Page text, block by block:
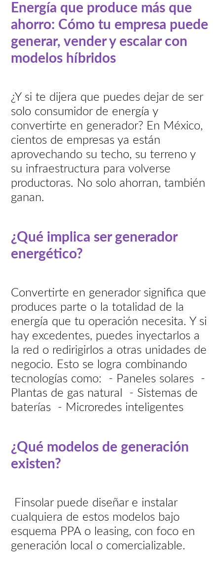
Energía que produce más que
ahorro: Cómo tu empresa puede
generar, vender y escalar con
modelos híbridos
¿Y si te dijera que puedes dejar de ser
solo consumidor de energía y
convertirte en generador? En México,
cientos de empresas ya están
aprovechando su techo, su terreno y
su infraestructura para volverse
productoras. No solo ahorran, también
ganan.
¿Qué implica ser generador
energético?
Convertirte en generador significa que
produces parte o la totalidad de la
energía que tu operación necesita. Y si
hay excedentes, puedes inyectarlos a
la red o redirigirlos a otras unidades de
negocio. Esto se logra combinando
tecnologías como: - Paneles solares -
Plantas de gas natural - Sistemas de
baterías - Microredes inteligentes
¿Qué modelos de generación
existen?
Finsolar puede diseñar e instalar
cualquiera de estos modelos bajo
esquema PPA o leasing, con foco en
generación local o comercializable.